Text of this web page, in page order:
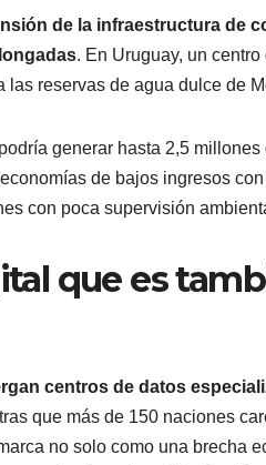
de la infraestructura de
. En Uruguay, un
las reservas de agua dulce de
generar hasta 2,5
de bajos ingresos
con poca supervisión
que es
centros de datos
que más de 150 naciones
no solo como una brecha